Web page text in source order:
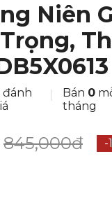
Niên
đánh
Bán 0
tháng
845,000đ
-